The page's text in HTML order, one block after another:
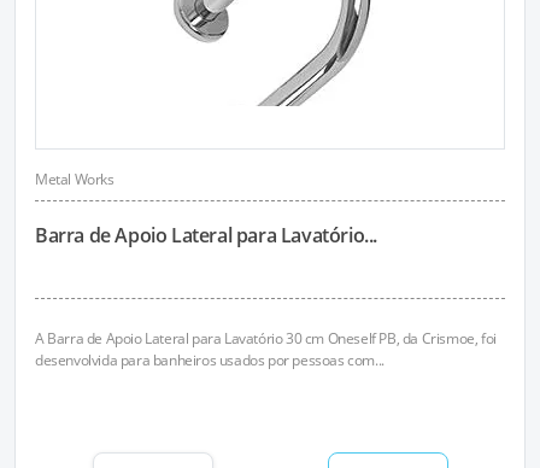
Metal Works
Barra de Apoio Lateral para Lavatório...
A Barra de Apoio Lateral para Lavatório 30 cm Oneself PB, da Crismoe, foi
desenvolvida para banheiros usados por pessoas com...